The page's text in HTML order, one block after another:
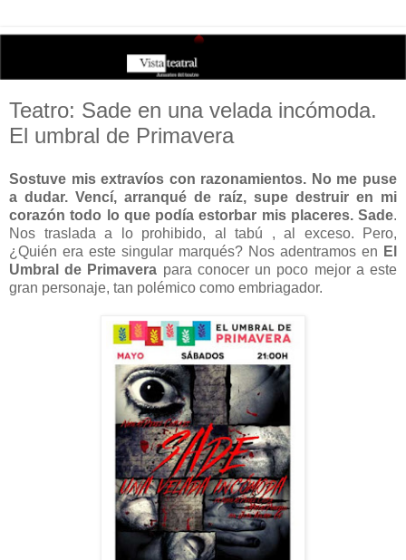
Teatro: Sade en una velada incómoda.
El umbral de Primavera
Sostuve mis extravíos con razonamientos. No me puse
a dudar. Vencí, arranqué de raíz, supe destruir en mi
corazón todo lo que podía estorbar mis placeres. Sade.
Nos traslada a lo prohibido, al tabú , al exceso. Pero,
¿Quién era este singular marqués? Nos adentramos en El
Umbral de Primavera para conocer un poco mejor a este
gran personaje, tan polémico como embriagador.